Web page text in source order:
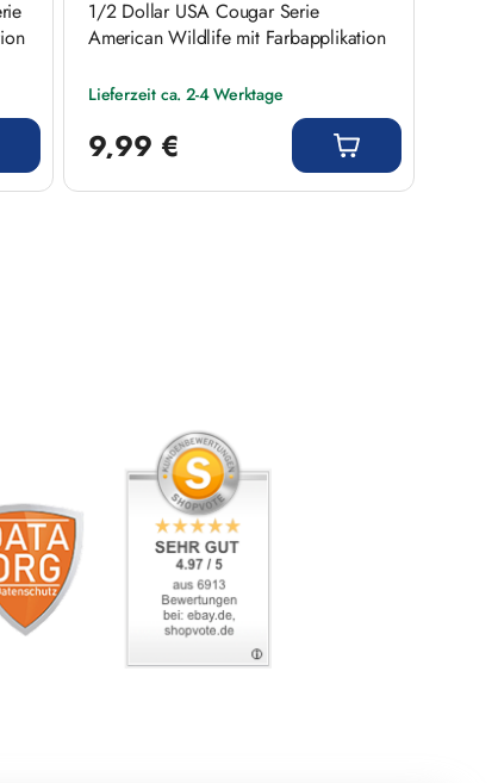
1/2 Dollar USA Cougar Serie
American Wildlife mit Farbapplikation
Lieferzeit ca. 2-4 Werktage
9,99 €